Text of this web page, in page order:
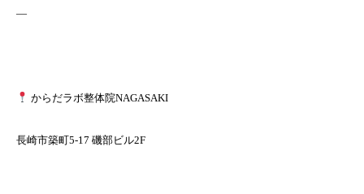
—
からだラボ整体院NAGASAKI
長崎市築町5-17 磯部ビル2F